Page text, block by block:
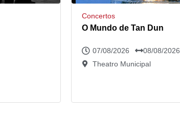
Concertos
O Mundo de Tan Dun
07/08/2026
08/08/2026
Theatro Municipal